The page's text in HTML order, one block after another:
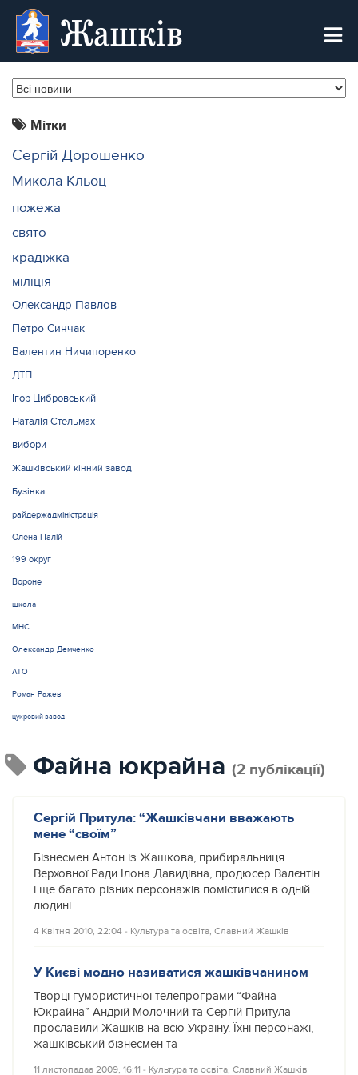
Жашків
Мітки
Сергій Дорошенко
Микола Кльоц
пожежа
свято
крадіжка
міліція
Олександр Павлов
Петро Синчак
Валентин Ничипоренко
ДТП
Ігор Цибровський
Наталія Стельмах
вибори
Жашківський кінний завод
Бузівка
райдержадміністрація
Олена Палій
199 округ
Вороне
школа
МНС
Олександр Демченко
АТО
Роман Ражев
цукровий завод
Файна юкрайна (2 публікації)
Сергій Притула: “Жашківчани вважають
мене “своїм”
Бізнесмен Антон із Жашкова, прибиральниця
Верховної Ради Ілона Давидівна, продюсер Валєнтін
і ще багато різних персонажів помістилися в одній
людині
4 Квітня 2010, 22:04 ‐ Культура та освіта, Славний Жашків
У Києві модно називатися жашківчанином
Творці гумористичної телепрограми “Файна
Юкрайна” Андрій Молочний та Сергій Притула
прославили Жашків на всю Україну. Їхні персонажі,
жашківський бізнесмен та
11 листопадаа 2009, 16:11 ‐ Культура та освіта, Славний Жашків